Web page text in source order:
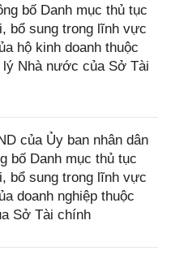
bố Danh mục thủ tục
bổ sung trong lĩnh vực
hộ kinh doanh thuộc
Nhà nước của Sở Tài
của Ủy ban nhân dân
bố Danh mục thủ tục
bổ sung trong lĩnh vực
doanh nghiệp thuộc
Sở Tài chính